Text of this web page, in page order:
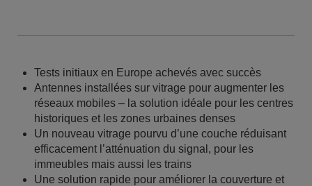
Tests initiaux en Europe achevés avec succès
Antennes installées sur vitrage pour augmenter les
réseaux mobiles – la solution idéale pour les centres
historiques et les zones urbaines denses
Un nouveau vitrage pourvu d’une couche réduisant
efficacement l’atténuation du signal, pour les
immeubles mais aussi les trains
Une solution rapide pour améliorer la couverture et